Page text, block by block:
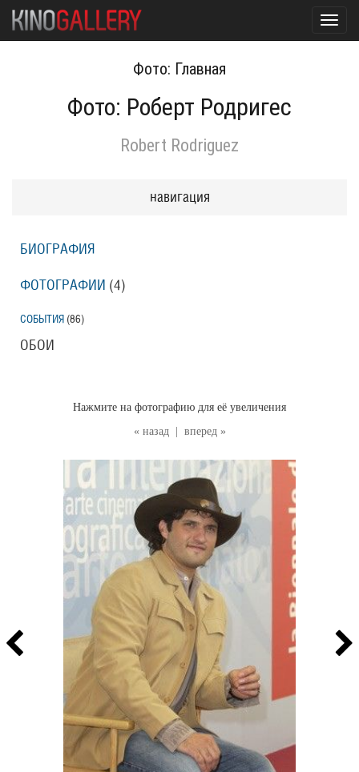
Фото: Главная
Фото: Роберт Родригес
Robert Rodriguez
« назад вперед »
Нажмите на фотографию для её увеличения
навигация
БИОГРАФИЯ
ФОТОГРАФИИ (4)
СОБЫТИЯ (86)
ОБОИ